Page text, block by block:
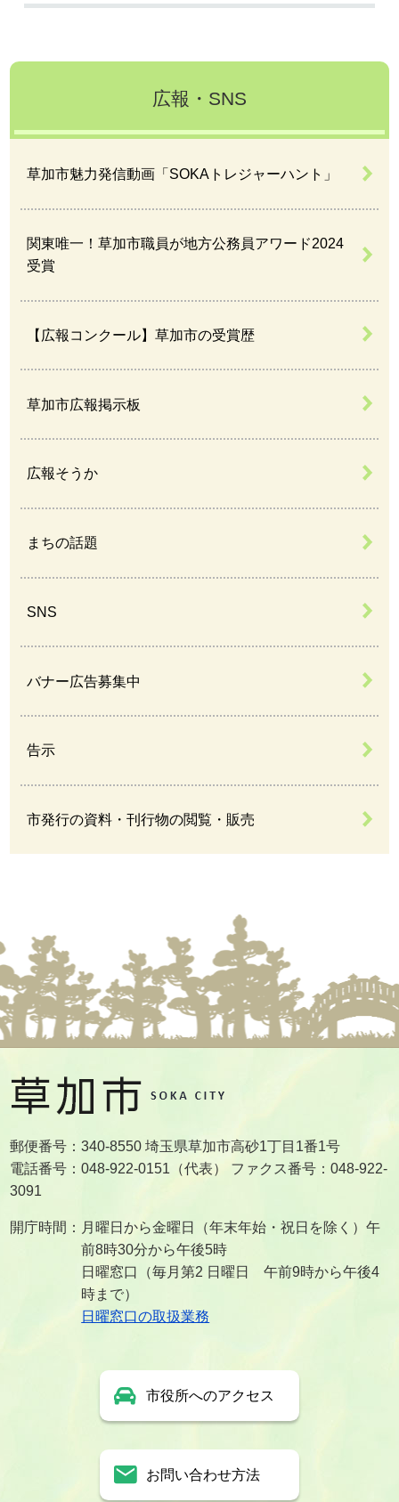
広報・SNS
草加市魅力発信動画「SOKAトレジャーハント」
関東唯一！草加市職員が地方公務員アワード2024
受賞
【広報コンクール】草加市の受賞歴
草加市広報掲示板
広報そうか
まちの話題
SNS
バナー広告募集中
告示
市発行の資料・刊行物の閲覧・販売
郵便番号：340-8550 埼玉県草加市高砂1丁目1番1号
電話番号：048-922-0151（代表） ファクス番号：048-922-
3091
開庁時間：月曜日から金曜日（年末年始・祝日を除く）午
前8時30分から午後5時
日曜窓口（毎月第2 日曜日 午前9時から午後4
時まで）
日曜窓口の取扱業務
市役所へのアクセス
お問い合わせ方法